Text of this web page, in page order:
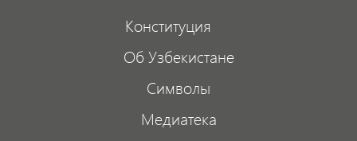
Конституция
Об Узбекистане
Символы
Медиатека